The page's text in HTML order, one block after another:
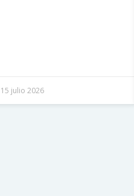
15 julio 2026